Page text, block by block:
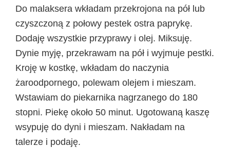
Do malaksera wkładam przekrojona na pół lub
czyszczoną z połowy pestek ostra paprykę.
Dodaję wszystkie przyprawy i olej. Miksuję.
Dynie myję, przekrawam na pół i wyjmuje pestki.
Kroję w kostkę, wkładam do naczynia
żaroodpornego, polewam olejem i mieszam.
Wstawiam do piekarnika nagrzanego do 180
stopni. Piekę około 50 minut. Ugotowaną kaszę
wsypuję do dyni i mieszam. Nakładam na
talerze i podaję.